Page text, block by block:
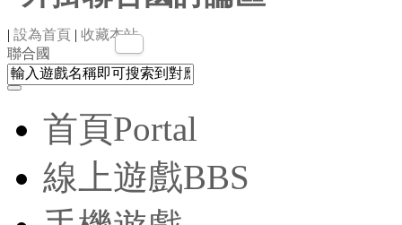
| 設為首頁 | 收藏本站
聯合國
首頁Portal
線上遊戲BBS